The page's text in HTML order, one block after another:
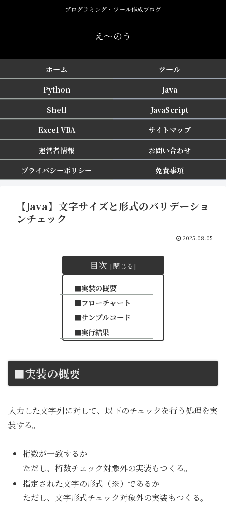
プログラミング・ツール作成ブログ
え〜のう
ホーム
ツール
Python
Java
Shell
JavaScript
Excel VBA
サイトマップ
運営者情報
お問い合わせ
プライバシーポリシー
免責事項
【Java】文字サイズと形式のバリデーショ
ンチェック
2025.08.05
目次
■実装の概要
■フローチャート
■サンプルコード
■実行結果
■実装の概要
入力した文字列に対して、以下のチェックを行う処理を実
装する。
桁数が一致するか
ただし、桁数チェック対象外の実装もつくる。
指定された文字の形式（※）であるか
ただし、文字形式チェック対象外の実装もつくる。